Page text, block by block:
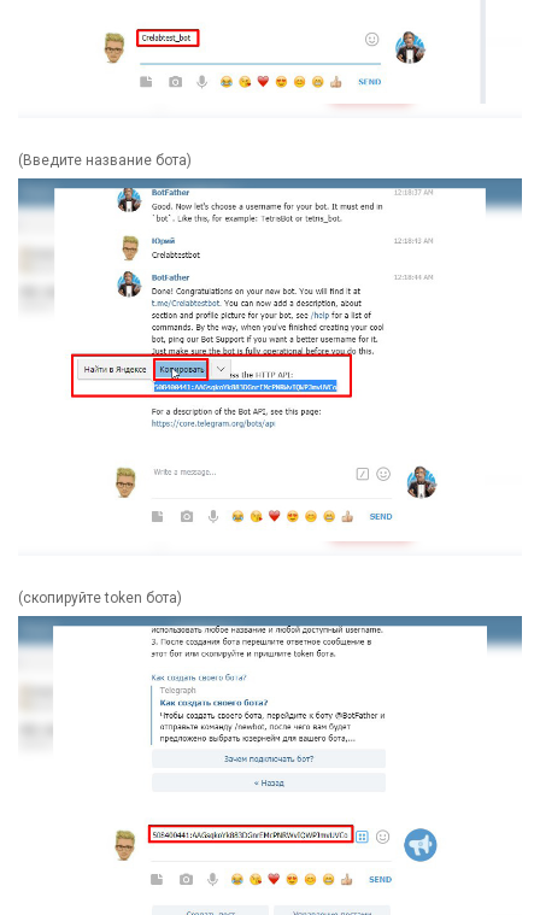
(Введите название бота)
(скопируйте token бота)